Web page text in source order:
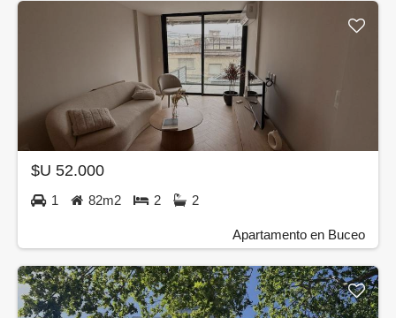
$U 52.000
1 82m2 2 2
Apartamento en Buceo